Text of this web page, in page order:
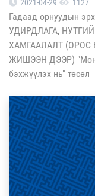
2021-04-29
1127
Гадаад орнуудын
УДИРДЛАГА,
ХАМГААЛАЛТ
ЖИШЭЭН ДЭЭР)
бэхжүүлэх нь" төсөл